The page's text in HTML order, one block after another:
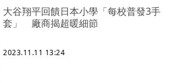
大谷翔平回饋日本小學「每校普發3手
套」 廠商揭超暖細節
2023.11.11 13:24